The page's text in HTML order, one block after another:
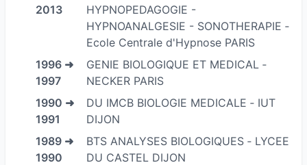
entreprises.
Ainsi, par l'utilisation subtile et adaptée, au
différentes formes d'hypnose (Ericksonienne et
linguistique PNL.
secteur para-médical depuis plus de 25 ans,
2013
HYPNOPEDAGOGIE -
HYPNOANALGESIE - SONOTHERAPIE ‐
Ecole Centrale d'Hypnose PARIS
1996 ➜
1997
GENIE BIOLOGIQUE ET MEDICAL ‐
NECKER PARIS
1990 ➜
1991
DU IMCB BIOLOGIE MEDICALE ‐ IUT
DIJON
1989 ➜
1990
BTS ANALYSES BIOLOGIQUES ‐ LYCEE
DU CASTEL DIJON